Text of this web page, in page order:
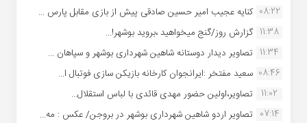
08:22 کنایه عجیب امیر حسین صادقی پیش از بازی مقابل پارس ...
11:38 گزارش روز/گنج میخواهید ،بروید بوشهر!...
11:34 تصاویر دیدار دوستانه شاهین شهردارى بوشهر و سپاهان ...
08:46 سعید مفتخر :ایرانجوان کارخانه بازیکن سازی فوتبال ا...
11:02
تصاویر،اولین حضور مهدی قائدی با لباس استقلال...
07:14 تصاویر اردو شاهین شهرداری بوشهر در بروجن/ عکس : مه...